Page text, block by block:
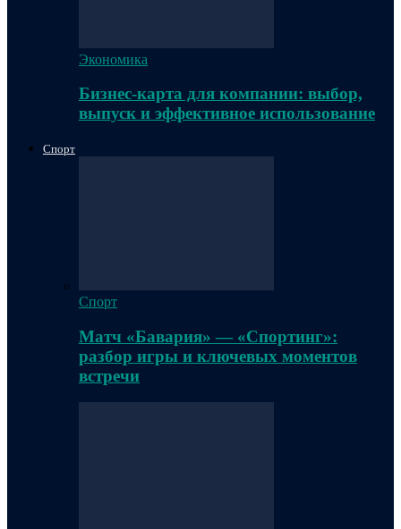
Экономика
Бизнес-карта для компании: выбор,
выпуск и эффективное использование
Спорт
Спорт
Матч «Бавария» — «Спортинг»:
разбор игры и ключевых моментов
встречи